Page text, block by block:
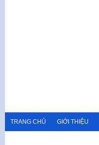
TRANG CHỦ GIỚI THIỆU